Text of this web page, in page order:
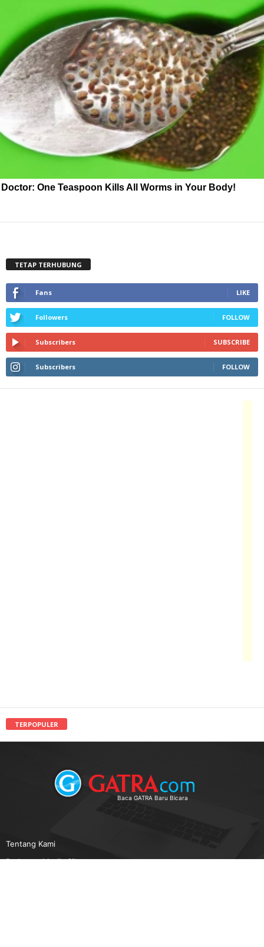
Doctor: One Teaspoon Kills All Worms in Your Body!
TETAP TERHUBUNG
Fans LIKE
Followers FOLLOW
Subscribers SUBSCRIBE
Subscribers FOLLOW
TERPOPULER
Baca GATRA Baru Bicara
Tentang Kami
Pedoman Media Siber